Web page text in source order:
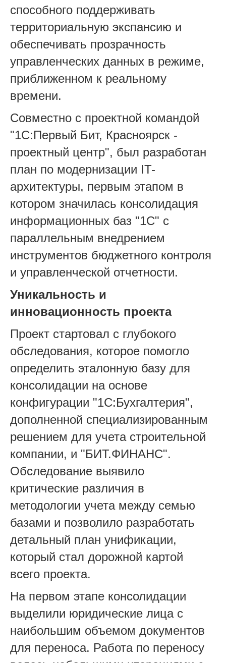
способного поддерживать
территориальную экспансию и
обеспечивать прозрачность
управленческих данных в режиме,
приближенном к реальному
времени.
Совместно с проектной командой
"1С:Первый Бит, Красноярск -
проектный центр", был разработан
план по модернизации IT-
архитектуры, первым этапом в
котором значилась консолидация
информационных баз "1С" с
параллельным внедрением
инструментов бюджетного контроля
и управленческой отчетности.
Уникальность и
инновационность проекта
Проект стартовал с глубокого
обследования, которое помогло
определить эталонную базу для
консолидации на основе
конфигурации "1С:Бухгалтерия",
дополненной специализированным
решением для учета строительной
компании, и "БИТ.ФИНАНС".
Обследование выявило
критические различия в
методологии учета между семью
базами и позволило разработать
детальный план унификации,
который стал дорожной картой
всего проекта.
На первом этапе консолидации
выделили юридические лица с
наибольшим объемом документов
для переноса. Работа по переносу